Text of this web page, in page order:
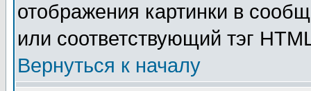
отображения картинки в
или соответствующий тэг
Вернуться к началу